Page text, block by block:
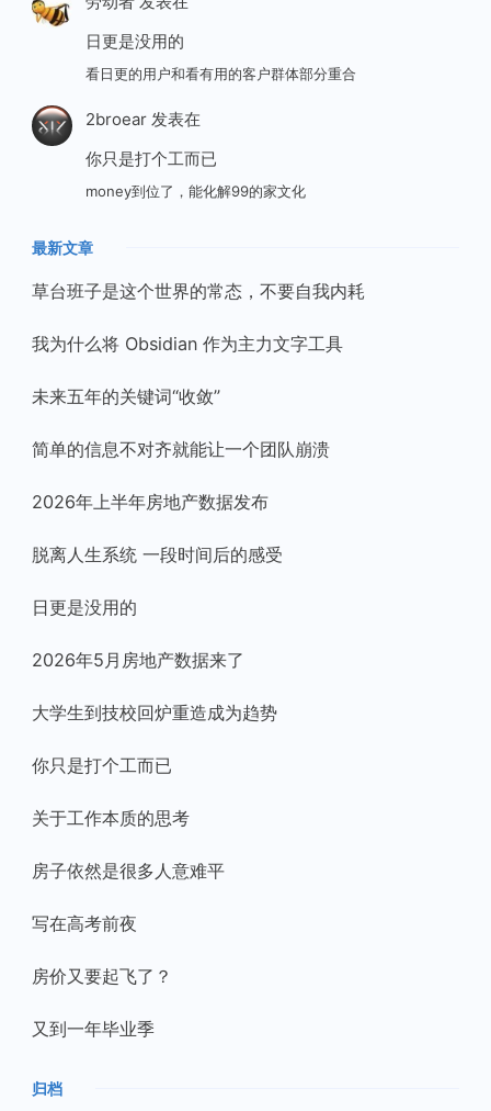
日更是没用的
看日更的用户和看有用的客户群体部分重合
2broear发表在
你只是打个工而已
money到位了，能化解99的家文化
最新文章
草台班子是这个世界的常态，不要自我内耗
我为什么将 Obsidian 作为主力文字工具
未来五年的关键词“收敛”
简单的信息不对齐就能让一个团队崩溃
2026年上半年房地产数据发布
脱离人生系统 一段时间后的感受
日更是没用的
2026年5月房地产数据来了
大学生到技校回炉重造成为趋势
你只是打个工而已
关于工作本质的思考
房子依然是很多人意难平
写在高考前夜
房价又要起飞了？
又到一年毕业季
归档